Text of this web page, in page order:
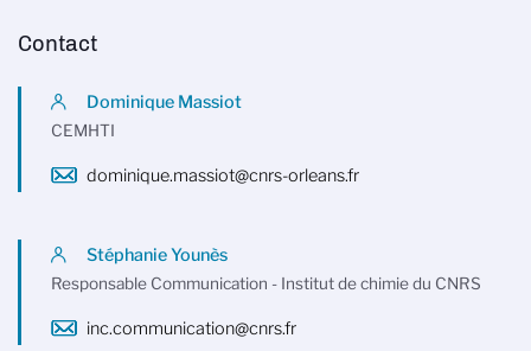
Contact
Dominique Massiot
CEMHTI
dominique.massiot@cnrs-orleans.fr
Stéphanie Younès
Responsable Communication - Institut de chimie du CNRS
inc.communication@cnrs.fr